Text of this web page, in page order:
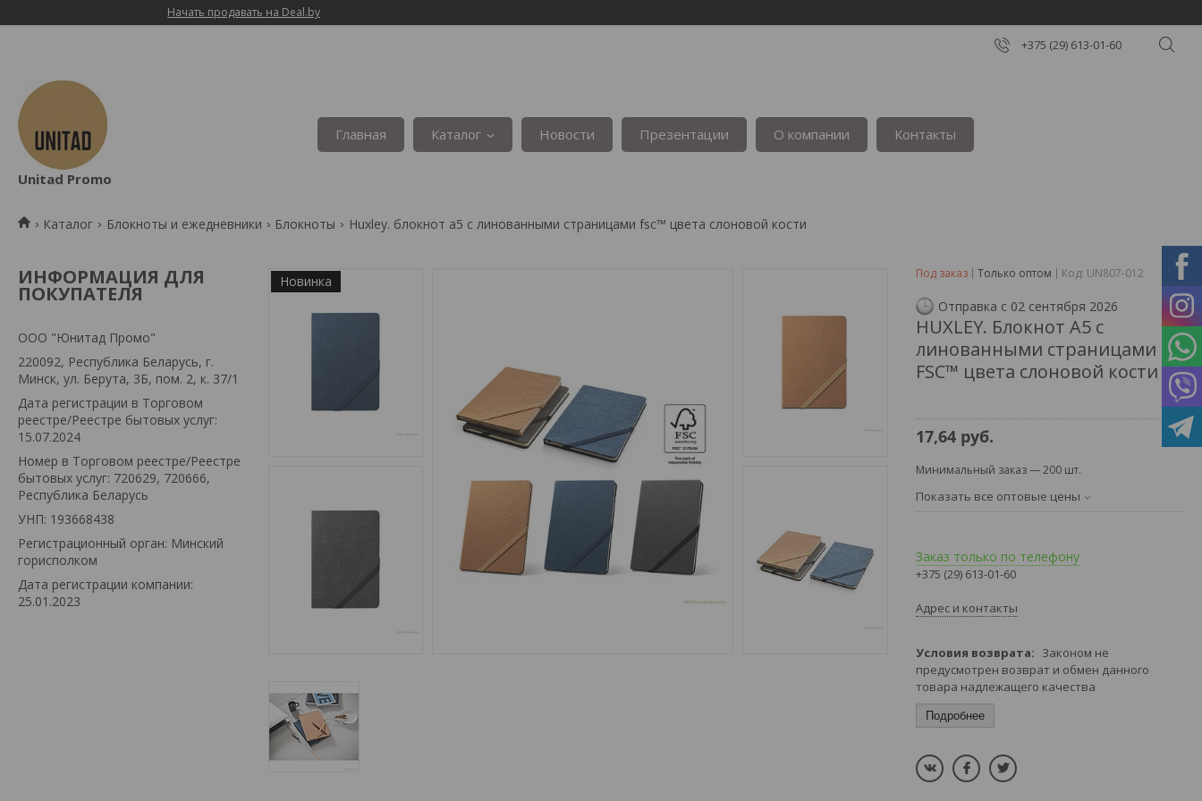
Начать продавать на Deal.by
+375 (29) 613-01-60
Unitad Promo
Главная Каталог Новости Презентации О компании Контакты
Каталог Блокноты и ежедневники Блокноты Huxley. блокнот a5 с линованными страницами fsc™ цвета слоновой кости
ИНФОРМАЦИЯ ДЛЯ
ПОКУПАТЕЛЯ
OOO "Юнитад Промо"
220092, Республика Беларусь, г.
Минск, ул. Берута, 3Б, пом. 2, к. 37/1
Дата регистрации в Торговом
реестре/Реестре бытовых услуг:
15.07.2024
Номер в Торговом реестре/Реестре
бытовых услуг: 720629, 720666,
Республика Беларусь
УНП: 193668438
Регистрационный орган: Минский
горисполком
Дата регистрации компании:
25.01.2023
Новинка Под заказ Только оптом Код: UN807-012
Отправка с 02 сентября 2026
HUXLEY. Блокнот A5 с
линованными страницами
FSC™ цвета слоновой кости
17,64 руб.
Минимальный заказ — 200 шт.
Показать все оптовые цены
Заказ только по телефону
+375 (29) 613-01-60
Адрес и контакты
Законом не
предусмотрен возврат и обмен данного
товара надлежащего качества
Подробнее